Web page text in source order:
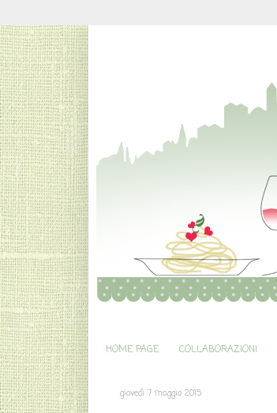
HOME PAGE COLLABORAZIONI
giovedì 7 maggio 2015